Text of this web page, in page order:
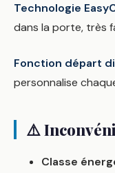
Technologie
dans la porte, très
Fonction départ
personnalise
⚠️
Classe